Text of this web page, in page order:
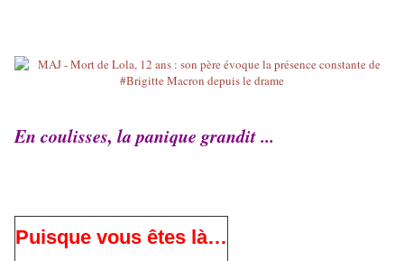
En coulisses, la panique grandit ...
Puisque vous êtes là…